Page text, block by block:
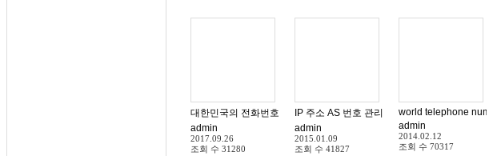
대한민국의 전화번호 체계
admin
2017.09.26
조회 수 31280
IP 주소 AS 번호 관리
admin
2015.01.09
조회 수 41827
admin
2014.02.12
조회 수 70317